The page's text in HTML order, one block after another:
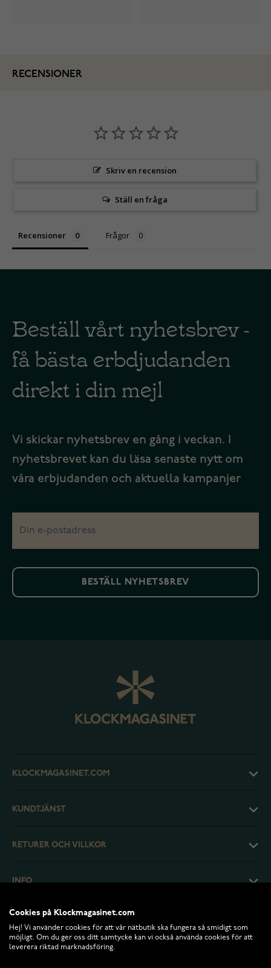
RECENSIONER
Skriv en recension
Ställ en fråga
Recensioner Frågor
Beställ vårt nyhetsbrev -
få bästa erbdjudanden
direkt i din mejl
Vi skickar nyhetsbrev en gång i veckan. I
nyhetsbrevet kan du läsa senaste nytt om
våra erbjudanden och aktuella kampanjer
BESTÄLL NYHETSBREV
KLOCKMAGASINET.COM
KUNDTJÄNST
RETURER OCH VILLKOR
INFO
Cookies på Klockmagasinet.com
Hej! Vi använder cookies för att vår nätbutik ska fungera så smidigt som
möjligt. Om du ger oss ditt samtycke kan vi också använda cookies för att
leverera riktad marknadsföring.